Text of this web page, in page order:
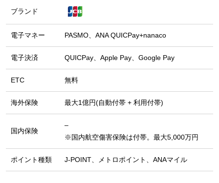
ブランド
電子マネー PASMO、ANA QUICPay+nanaco
電子決済 QUICPay、Apple Pay、Google Pay
ETC 無料
海外保険 最大1億円(自動付帯 + 利用付帯)
国内保険
–
※国内航空傷害保険は付帯。最大5,000万円
ポイント種類 J-POINT、メトロポイント、ANAマイル